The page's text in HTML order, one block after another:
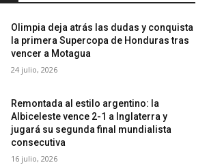
Olimpia deja atrás las dudas y conquista
la primera Supercopa de Honduras tras
vencer a Motagua
24 julio, 2026
Remontada al estilo argentino: la
Albiceleste vence 2-1 a Inglaterra y
jugará su segunda final mundialista
consecutiva
16 julio, 2026